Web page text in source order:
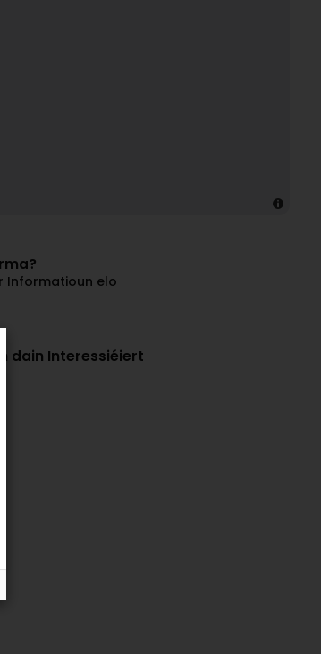
Informatioun elo
dain Interessiéiert